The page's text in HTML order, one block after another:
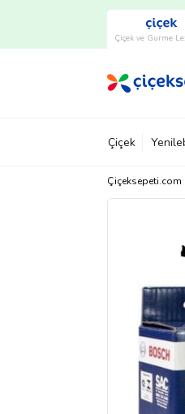
Çiçek ve Gurme
Çiçek
Çiçeksepeti.com